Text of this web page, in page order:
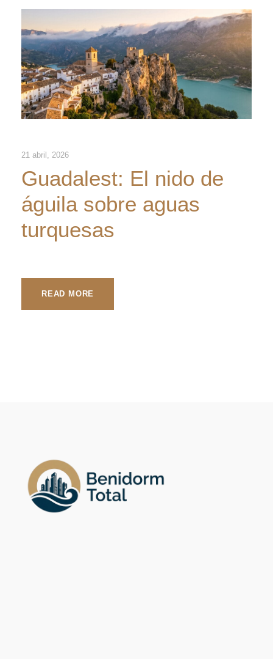
21 abril, 2026
Guadalest: El nido de
águila sobre aguas
turquesas
READ MORE